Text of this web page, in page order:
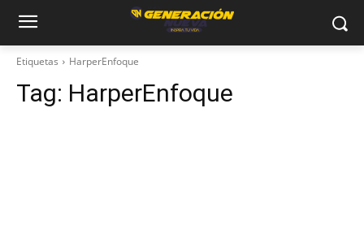
Etiquetas HarperEnfoque
Tag: HarperEnfoque